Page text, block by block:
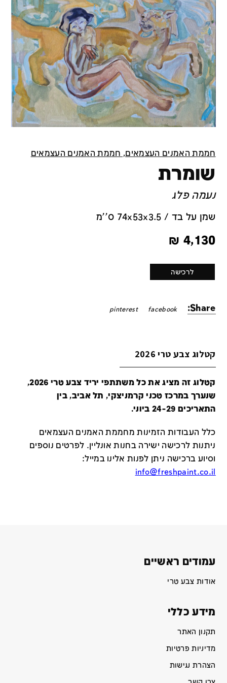
חממת האמנים העצמאים, חממת האמנים העצמאים
שומרת
נעמה פלג
שמן על בד / 74x53x3.5 ס''מ
4,130
₪
לרכישה
Share:
facebook
pinterest
קטלוג צבע טרי 2026
קטלוג זה מציג את כל משתתפי יריד צבע טרי 2026,
שנערך במרכז טכני קרמניצקי, תל אביב, בין
התאריכים 24-29 ביוני.
כלל העבודות הזמינות מחממת האמנים העצמאים
ניתנות לרכישה ישירה בחנות אונליין. לפרטים נוספים
וסיוע ברכישה ניתן לפנות אלינו במייל:
info@freshpaint.co.il
עמודים ראשיים
אודות צבע טרי
מידע כללי
תקנון האתר
מדיניות פרטיות
הצהרת נגישות